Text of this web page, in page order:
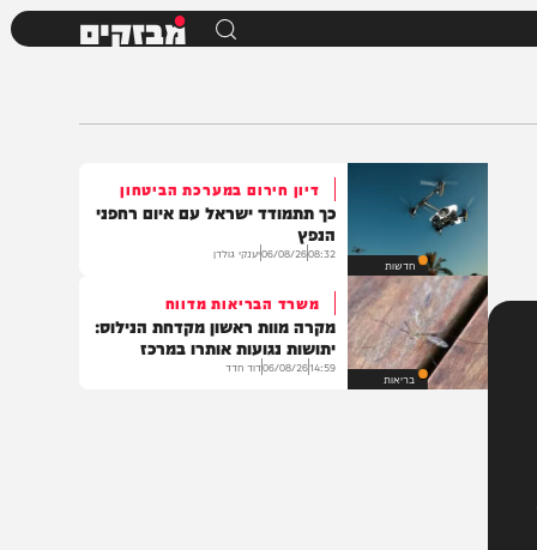
מבזקים
חדשות
דיון חירום במערכת הביטחון
כך תתמודד ישראל עם איום רחפני
הנפץ
06/08/26 יענקי גולדן
משרד הבריאות מדווח
מקרה מוות ראשון מקדחת הנילוס:
יתושות נגועות אותרו במרכז
14:59